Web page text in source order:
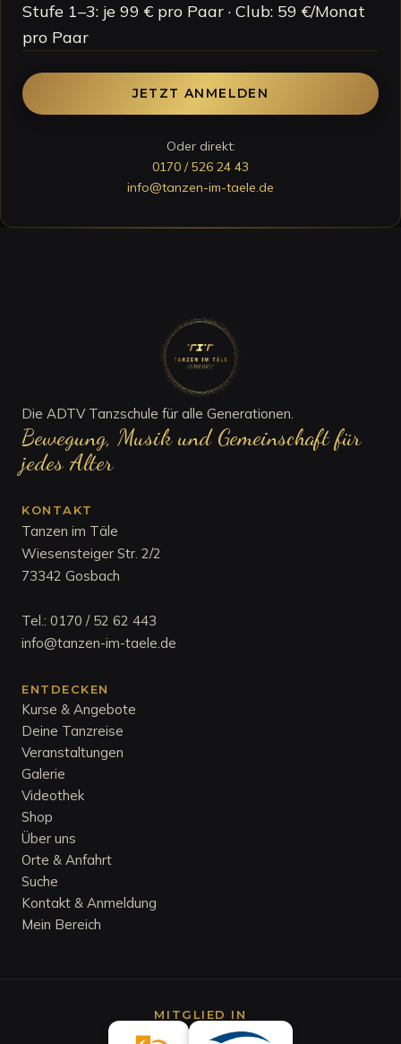
Stufe 1–3: je 99 € pro Paar · Club: 59 €/Monat
pro Paar
JETZT ANMELDEN
Oder direkt:
0170 / 526 24 43
info@tanzen-im-taele.de
Die ADTV Tanzschule für alle Generationen.
Bewegung, Musik und Gemeinschaft für
jedes Alter
KONTAKT
Tanzen im Täle
Wiesensteiger Str. 2/2
73342 Gosbach
Tel.: 0170 / 52 62 443
info@tanzen-im-taele.de
ENTDECKEN
Kurse & Angebote
Deine Tanzreise
Veranstaltungen
Galerie
Videothek
Shop
Über uns
Orte & Anfahrt
Suche
Kontakt & Anmeldung
Mein Bereich
MITGLIED IN